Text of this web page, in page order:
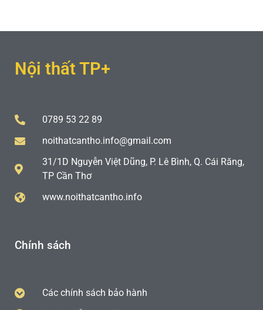
Nội thất TP+
0789 53 22 89
noithatcantho.info@gmail.com
31/1D Nguyễn Việt Dũng, P. Lê Bình, Q. Cái Răng,
TP Cần Thơ
www.noithatcantho.info
Chính sách
Các chính sách bảo hành